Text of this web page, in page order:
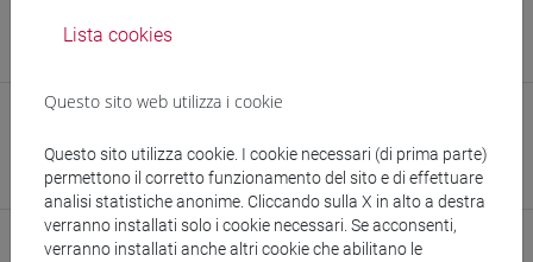
Sito web
Struttura
Dipartimento di Studi Umanistici
Sito web struttura:https://www.unive.it/dsu
Lista cookies
Questo sito web utilizza i cookie
Questo sito utilizza cookie. I cookie necessari (di prima parte)
permettono il corretto funzionamento del sito e di effettuare
analisi statistiche anonime. Cliccando sulla X in alto a destra
verranno installati solo i cookie necessari. Se acconsenti,
verranno installati anche altri cookie che abilitano le